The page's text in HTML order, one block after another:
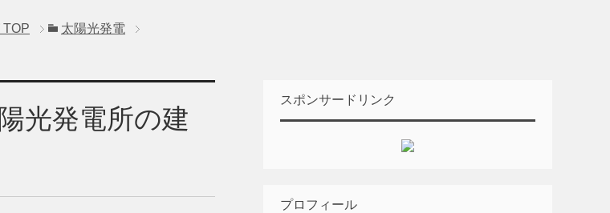
TOP
太陽光発電
光発電所の建
スポンサードリンク
プロフィール